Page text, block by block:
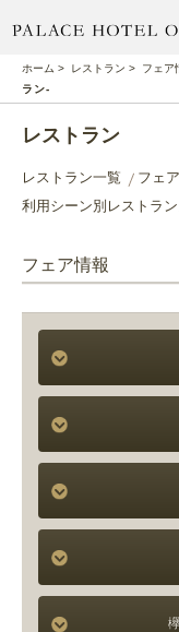
ホーム > レストラン > フェア
ラン-
レストラン
レストラン一覧 フェ
利用シーン別レストラ
フェア情報